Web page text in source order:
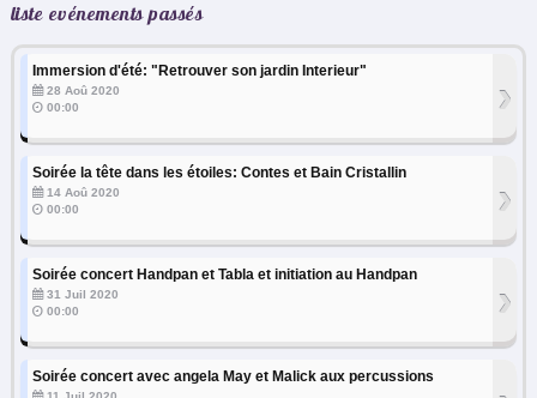
liste evénements passés
Immersion d'été: "Retrouver son jardin Interieur"
28 Aoû 2020
00:00
›
Soirée la tête dans les étoiles: Contes et Bain Cristallin
14 Aoû 2020
00:00
›
Soirée concert Handpan et Tabla et initiation au Handpan
31 Juil 2020
00:00
›
Soirée concert avec angela May et Malick aux percussions